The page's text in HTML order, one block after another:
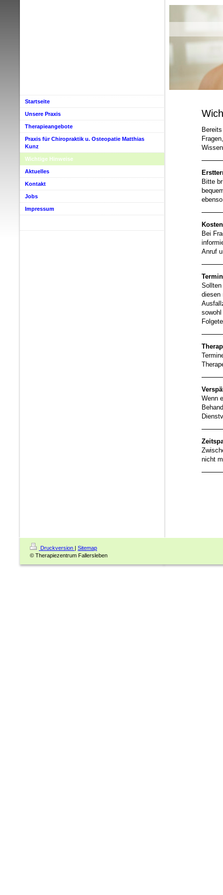
Bitte
Bei
Anruf
Sollten
diesen
Wenn
nicht
Startseite
Unsere Praxis
Therapieangebote
Praxis für Chiropraktik u. Osteopatie Matthias
Kunz
Wichtige Hinweise
Aktuelles
Kontakt
Jobs
Impressum
Druckversion | Sitemap
© Therapiezentrum Fallersleben